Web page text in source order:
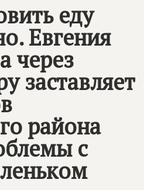
еду
Евгения
через
заставляет
района
с